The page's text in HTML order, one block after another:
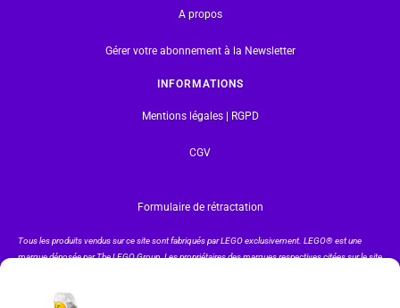
A propos
Gérer votre abonnement à la Newsletter
INFORMATIONS
Mentions légales | RGPD
CGV
Formulaire de rétractation
Tous les produits vendus sur ce site sont fabriqués par LEGO exclusivement. LEGO® est une
marque déposée par The LEGO Group. Les propriétaires des marques respectives citées sur le site
INSCRIPTION À LA NEWSLETTER